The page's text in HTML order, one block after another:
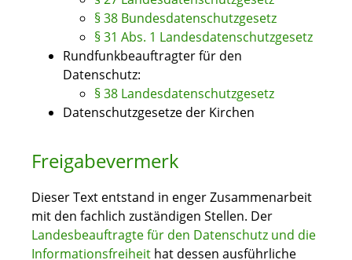
§ 38 Bundesdatenschutzgesetz
§ 31 Abs. 1 Landesdatenschutzgesetz
Rundfunkbeauftragter für den
Datenschutz:
§ 38 Landesdatenschutzgesetz
Datenschutzgesetze der Kirchen
Freigabevermerk
Dieser Text entstand in enger Zusammenarbeit
mit den fachlich zuständigen Stellen. Der
Landesbeauftragte für den Datenschutz und die
Informationsfreiheit hat dessen ausführliche